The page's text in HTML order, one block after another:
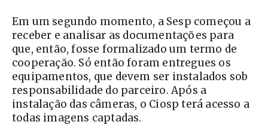
Em um segundo momento, a Sesp começou a
receber e analisar as documentações para
que, então, fosse formalizado um termo de
cooperação. Só então foram entregues os
equipamentos, que devem ser instalados sob
responsabilidade do parceiro. Após a
instalação das câmeras, o Ciosp terá acesso a
todas imagens captadas.